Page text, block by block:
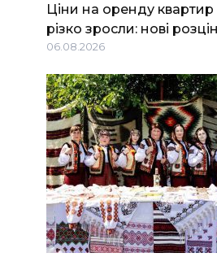
Ціни на оренду квартир
різко зросли: нові
06.08.2026